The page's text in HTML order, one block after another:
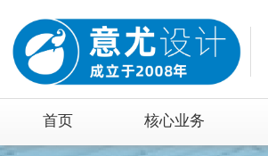
首页 核心业务